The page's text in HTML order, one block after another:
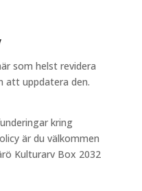
som helst revidera
att uppdatera den.
kring
är du välkommen
Kulturarv Box 2032